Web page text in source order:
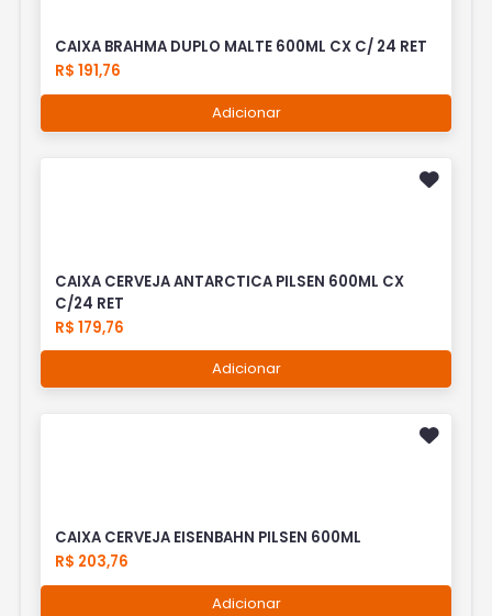
CAIXA BRAHMA DUPLO MALTE 600ML CX C/ 24 RET
R$ 191,76
Adicionar
CAIXA CERVEJA ANTARCTICA PILSEN 600ML CX
C/24 RET
R$ 179,76
Adicionar
CAIXA CERVEJA EISENBAHN PILSEN 600ML
R$ 203,76
Adicionar